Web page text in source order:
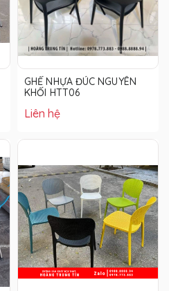
GHẾ NHỰA ĐÚC NGUYÊN
KHỐI HTT06
Liên hệ